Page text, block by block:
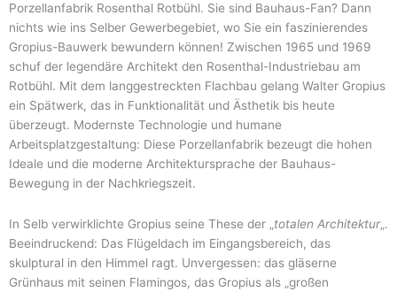
Porzellanfabrik Rosenthal Rotbühl. Sie sind Bauhaus-Fan? Dann
nichts wie ins Selber Gewerbegebiet, wo Sie ein faszinierendes
Gropius-Bauwerk bewundern können! Zwischen 1965 und 1969
schuf der legendäre Architekt den Rosenthal-Industriebau am
Rotbühl. Mit dem langgestreckten Flachbau gelang Walter Gropius
ein Spätwerk, das in Funktionalität und Ästhetik bis heute
überzeugt. Modernste Technologie und humane
Arbeitsplatzgestaltung: Diese Porzellanfabrik bezeugt die hohen
Ideale und die moderne Architektursprache der Bauhaus-
Bewegung in der Nachkriegszeit.
In Selb verwirklichte Gropius seine These der „ totalen Architektur„.
Beeindruckend: Das Flügeldach im Eingangsbereich, das
skulptural in den Himmel ragt. Unvergessen: das gläserne
Grünhaus mit seinen Flamingos, das Gropius als „großen